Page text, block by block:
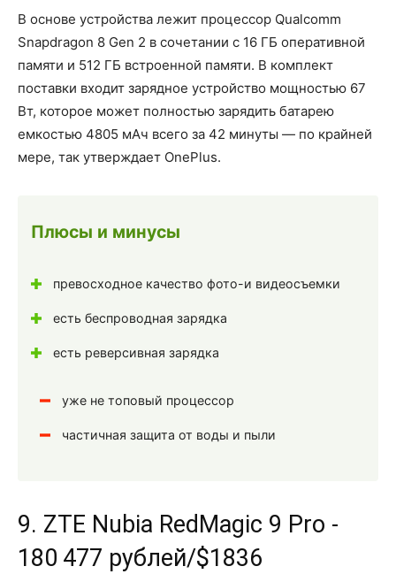
В основе устройства лежит процессор Qualcomm
Snapdragon 8 Gen 2 в сочетании с 16 ГБ оперативной
памяти и 512 ГБ встроенной памяти. В комплект
поставки входит зарядное устройство мощностью 67
Вт, которое может полностью зарядить батарею
емкостью 4805 мАч всего за 42 минуты — по крайней
мере, так утверждает OnePlus.
Плюсы и минусы
превосходное качество фото-и видеосъемки
есть беспроводная зарядка
есть реверсивная зарядка
уже не топовый процессор
частичная защита от воды и пыли
9. ZTE Nubia RedMagic 9 Pro -
180 477 рублей/$1836